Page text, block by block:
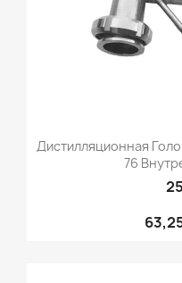
Дистилляционная
76